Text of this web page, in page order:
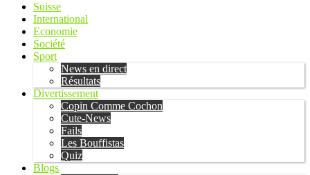
Suisse
International
Economie
Société
Sport
News en direct
Résultats
Divertissement
Copin Comme Cochon
Cute-News
Fails
Les Bouffistas
Quiz
Blogs